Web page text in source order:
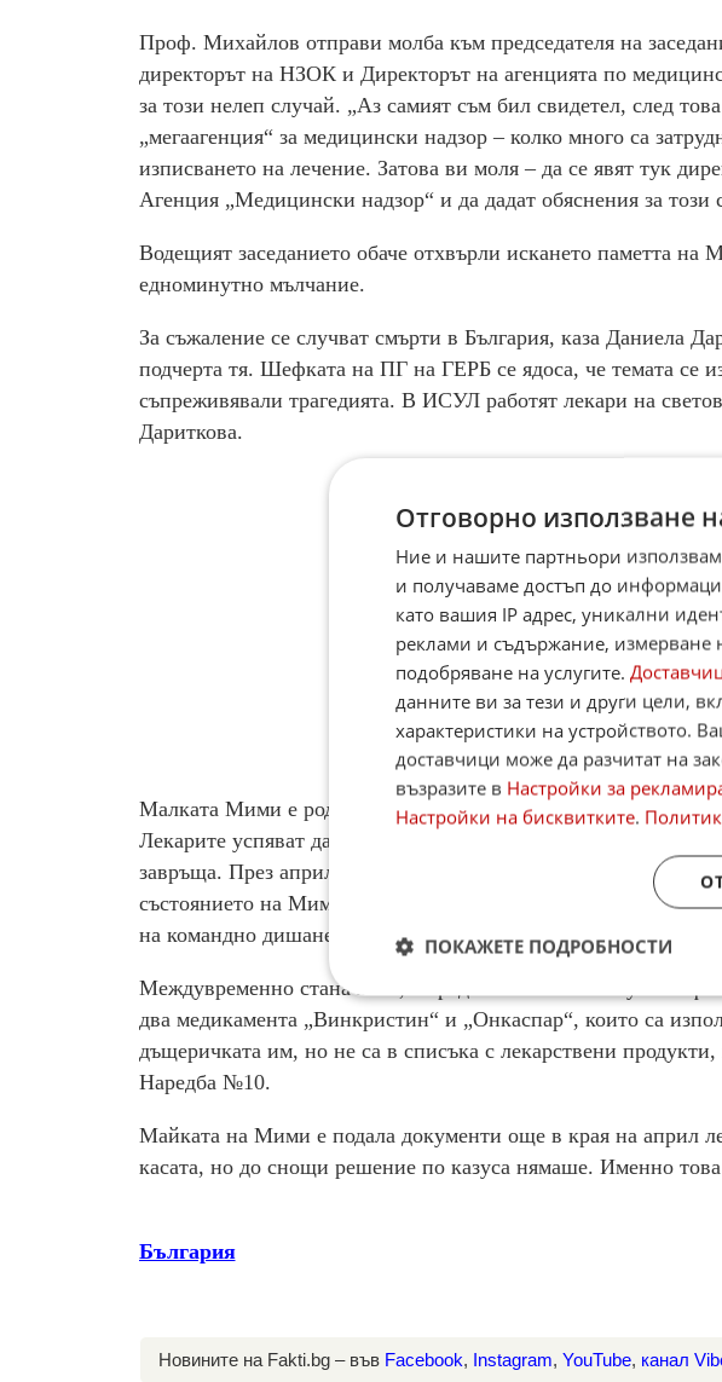
Проф. Михайлов отправи молба към председателя на
директорът на НЗОК и Директорът на агенцията по
за този нелеп случай. „Аз самият съм бил свидетел, след
„мегаагенция“ за медицински надзор – колко много са
изписването на лечение. Затова ви моля – да се явят тук
Агенция „Медицински надзор“ и да дадат обяснения за
Водещият заседанието обаче отхвърли искането паметта на
едноминутно мълчание.
За съжаление се случват смърти в България, каза Даниела
подчерта тя. Шефката на ПГ на ГЕРБ се ядоса, че темата се
съпреживявали трагедията. В ИСУЛ работят лекари на
Дариткова.
Малката Мими е родена със Синдром на Даун, а през 2017 г.
Лекарите успяват да постигнат ремисия, но преди няколко
завръща. През април момиченцето е прието в ИСУЛ.
състоянието на Мими постоянно се влошава, като вчера се
на командно дишане заради усложнения със сърцето и белите
Междувременно стана ясно, че родителите ѝ са получили
два медикамента „Винкристин“ и „Онкаспар“, които са
дъщеричката им, но не са в списъка с лекарствени
Наредба №10.
Майката на Мими е подала документи още в края на април
касата, но до снощи решение по казуса нямаше. Именно това
България
Новините на Fakti.bg – във Facebook, Instagram, YouTube, канал
Отговорно използване
Ние и нашите партньори
и получаваме достъп до
като вашия IP адрес, уникални
реклами и съдържание, измерване
подобряване на услугите.
данните ви за тези и други цели,
характеристики на устройството.
доставчици може да разчитат на
възразите в Настройки за
Настройки на бисквитките.
ПОКАЖЕТЕ ПОДРОБНОСТИ